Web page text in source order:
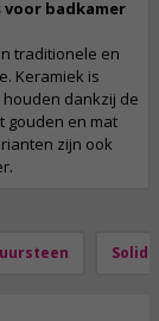
badkamer
traditionele en
Keramiek is
dankzij de
gouden en mat
zijn ook
Solid